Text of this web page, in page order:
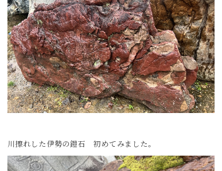
川擦れした伊勢の鎧石 初めてみました。